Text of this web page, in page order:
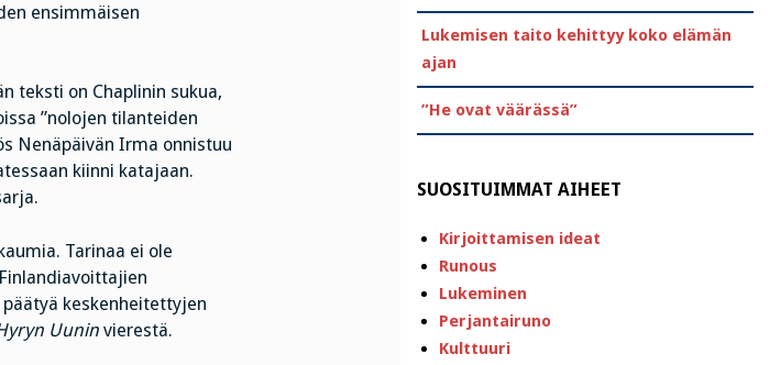
ensimmäisen
teksti on Chaplinin sukua,
”nolojen tilanteiden
Nenäpäivän Irma onnistuu
kiinni katajaan.
Tarinaa ei ole
keskenheitettyjen
Uuninvierestä.
Lukemisen taito kehittyy koko elämän
ajan
”He ovat väärässä”
SUOSITUIMMAT AIHEET
Kirjoittamisen ideat
Runous
Lukeminen
Perjantairuno
Kulttuuri